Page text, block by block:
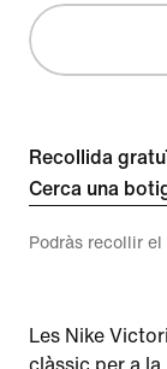
Recollida
Cerca una
Podràs recollir
Les Nike
clàssic per a